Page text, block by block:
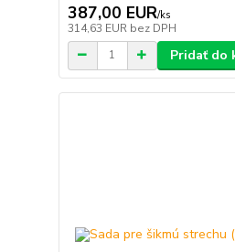
387,00 EUR/ks
314,63 EUR bez DPH
Pridať do